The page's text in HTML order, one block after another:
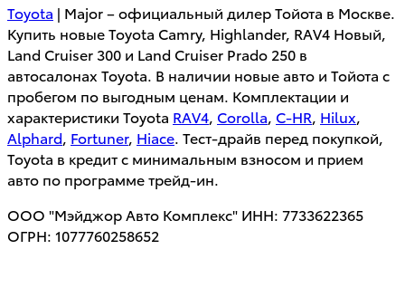
Toyota | Major – официальный дилер Тойота в Москве.
Купить новые Toyota Camry, Highlander, RAV4 Новый,
Land Cruiser 300 и Land Cruiser Prado 250 в
автосалонах Toyota. В наличии новые авто и Тойота с
пробегом по выгодным ценам. Комплектации и
характеристики Toyota RAV4, Corolla, C-HR, Hilux,
Alphard, Fortuner, Hiace. Тест-драйв перед покупкой,
Toyota в кредит с минимальным взносом и прием
авто по программе трейд-ин.
ООО "Мэйджор Авто Комплекс" ИНН: 7733622365
ОГРН: 1077760258652